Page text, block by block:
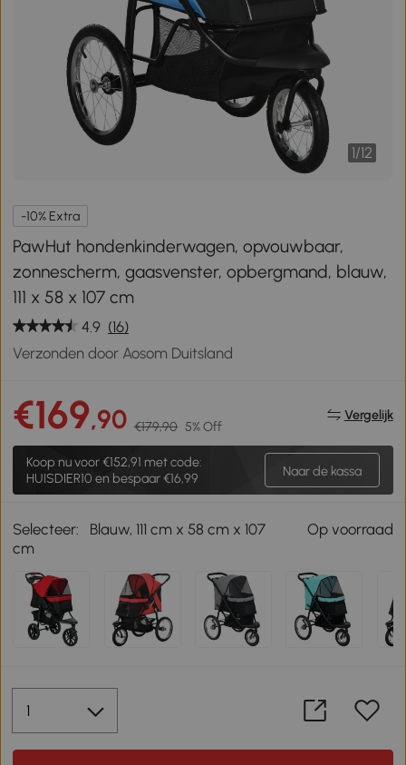
1/12
-10% Extra
PawHut hondenkinderwagen, opvouwbaar,
zonnescherm, gaasvenster, opbergmand, blauw,
111 x 58 x 107 cm
4.9 (16)
Verzonden door Aosom Duitsland
€169,90 €179,90 5% Off
Vergelijk
Koop nu voor €152,91 met code:
HUISDIER10 en bespaar €16,99
Naar de kassa
Selecteer:
Blauw, 111 cm x 58 cm x 107
cm
Op voorraad